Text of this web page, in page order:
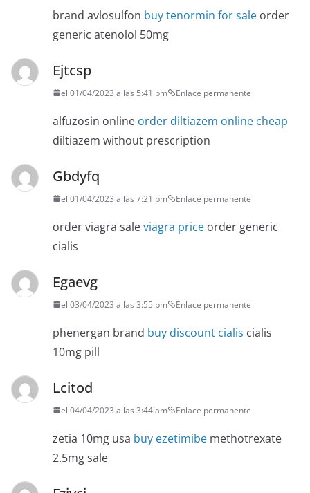
brand avlosulfon buy tenormin for sale order
generic atenolol 50mg
Ejtcsp
el 01/04/2023 a las 5:41 pm Enlace permanente
alfuzosin online order diltiazem online cheap
diltiazem without prescription
Gbdyfq
el 01/04/2023 a las 7:21 pm Enlace permanente
order viagra saleviagra price order generic
cialis
Egaevg
el 03/04/2023 a las 3:55 pm Enlace permanente
phenergan brand buy discount cialis cialis
10mg pill
Lcitod
el 04/04/2023 a las 3:44 am Enlace permanente
zetia 10mg usa buy ezetimibe methotrexate
2.5mg sale